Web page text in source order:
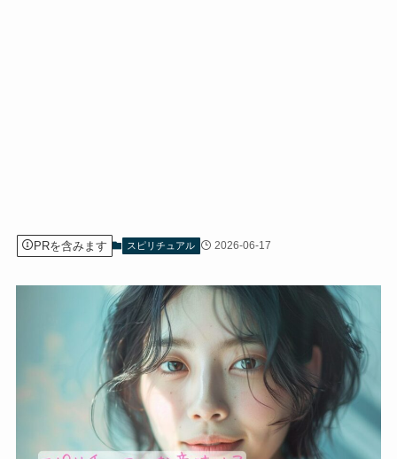
PRを含みます スピリチュアル 2026-06-17